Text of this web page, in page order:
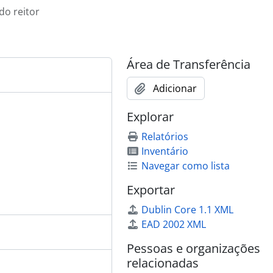
reitor
Área de Transferência
Adicionar
Explorar
Relatórios
Inventário
Navegar como lista
Exportar
Dublin Core 1.1 XML
EAD 2002 XML
Pessoas e organizações
relacionadas